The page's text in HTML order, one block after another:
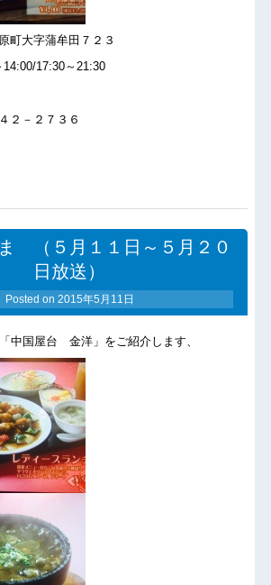
町大字蒲牟田７２３
17:30～21:30
２－２７３６
（５月１１日～５月２０
日放送）
Posted on 2015年5月11日
中国屋台 金洋」をご紹介します、